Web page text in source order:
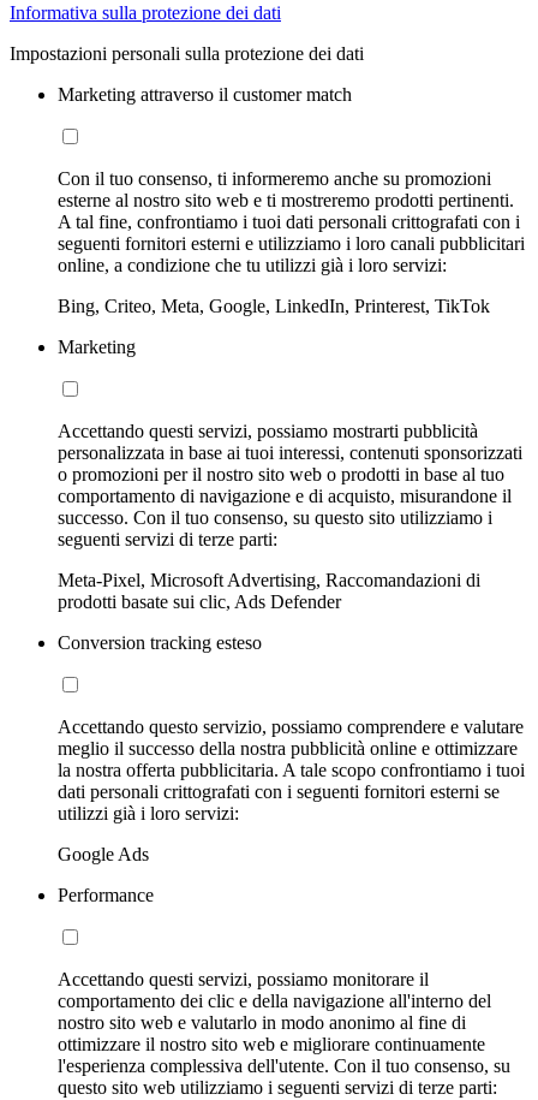
Informativa sulla protezione dei dati
Impostazioni personali sulla protezione dei dati
Marketing attraverso il customer match
Con il tuo consenso, ti informeremo anche su promozioni
esterne al nostro sito web e ti mostreremo prodotti pertinenti.
A tal fine, confrontiamo i tuoi dati personali crittografati con i
seguenti fornitori esterni e utilizziamo i loro canali pubblicitari
online, a condizione che tu utilizzi già i loro servizi:
Bing, Criteo, Meta, Google, LinkedIn, Printerest, TikTok
Marketing
Accettando questi servizi, possiamo mostrarti pubblicità
personalizzata in base ai tuoi interessi, contenuti sponsorizzati
o promozioni per il nostro sito web o prodotti in base al tuo
comportamento di navigazione e di acquisto, misurandone il
successo. Con il tuo consenso, su questo sito utilizziamo i
seguenti servizi di terze parti:
Meta-Pixel, Microsoft Advertising, Raccomandazioni di
prodotti basate sui clic, Ads Defender
Conversion tracking esteso
Accettando questo servizio, possiamo comprendere e valutare
meglio il successo della nostra pubblicità online e ottimizzare
la nostra offerta pubblicitaria. A tale scopo confrontiamo i tuoi
dati personali crittografati con i seguenti fornitori esterni se
utilizzi già i loro servizi:
Google Ads
Performance
Accettando questi servizi, possiamo monitorare il
comportamento dei clic e della navigazione all'interno del
nostro sito web e valutarlo in modo anonimo al fine di
ottimizzare il nostro sito web e migliorare continuamente
l'esperienza complessiva dell'utente. Con il tuo consenso, su
questo sito web utilizziamo i seguenti servizi di terze parti: